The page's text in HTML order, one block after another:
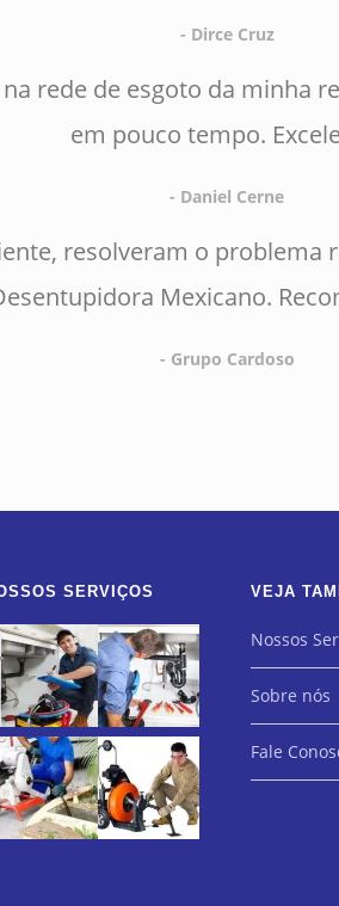
- Dirce Cruz
rede de esgoto da minha
em pouco tempo.
- Daniel Cerne
resolveram o
Mexicano.
- Grupo Cardoso
SERVIÇOS VEJA
Nossos
Sobre nós
Fale